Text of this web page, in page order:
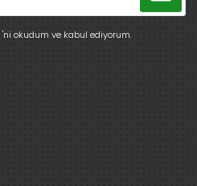
'ni okudum ve kabul ediyorum.